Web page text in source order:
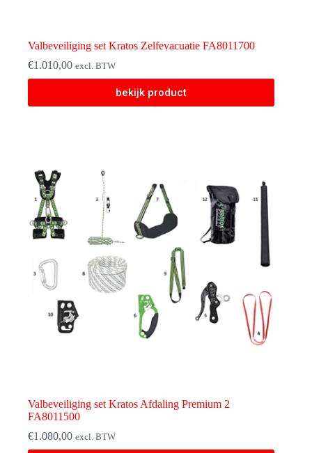
Valbeveiliging set Kratos Zelfevacuatie FA8011700
€1.010,00 excl. BTW
bekijk product
Valbeveiliging set Kratos Afdaling Premium 2
FA8011500
€1.080,00 excl. BTW